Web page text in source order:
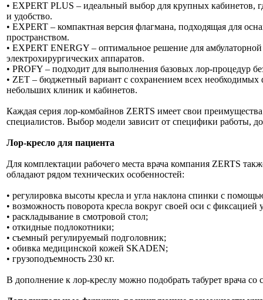
• EXPERT PLUS – идеальный выбор для крупных кабинетов,
и удобство.
• EXPERT – компактная версия флагмана, подходящая для
пространством.
• EXPERT ENERGY – оптимальное решение для
электрохирургических аппаратов.
• PROFY – подходит для выполнения базовых лор-процедур
• ZET – бюджетный вариант с сохранением всех
небольших клиник и кабинетов.
Каждая серия лор-комбайнов ZERTS имеет свои
специалистов. Выбор модели зависит от специфики работы,
Лор-кресло для пациента
Для комплектации рабочего места врача компания ZERTS
обладают рядом технических особенностей:
• регулировка высоты кресла и угла наклона спинки с
• возможность поворота кресла вокруг своей оси с фиксацией
• раскладывание в смотровой стол;
• откидные подлокотники;
• съемный регулируемый подголовник;
• обивка медицинской кожей SKADEN;
• грузоподъемность 230 кг.
В дополнение к лор-креслу можно подобрать табурет врача со